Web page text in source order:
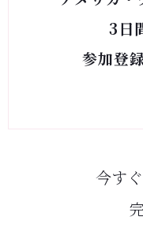
3日
参加登
今す